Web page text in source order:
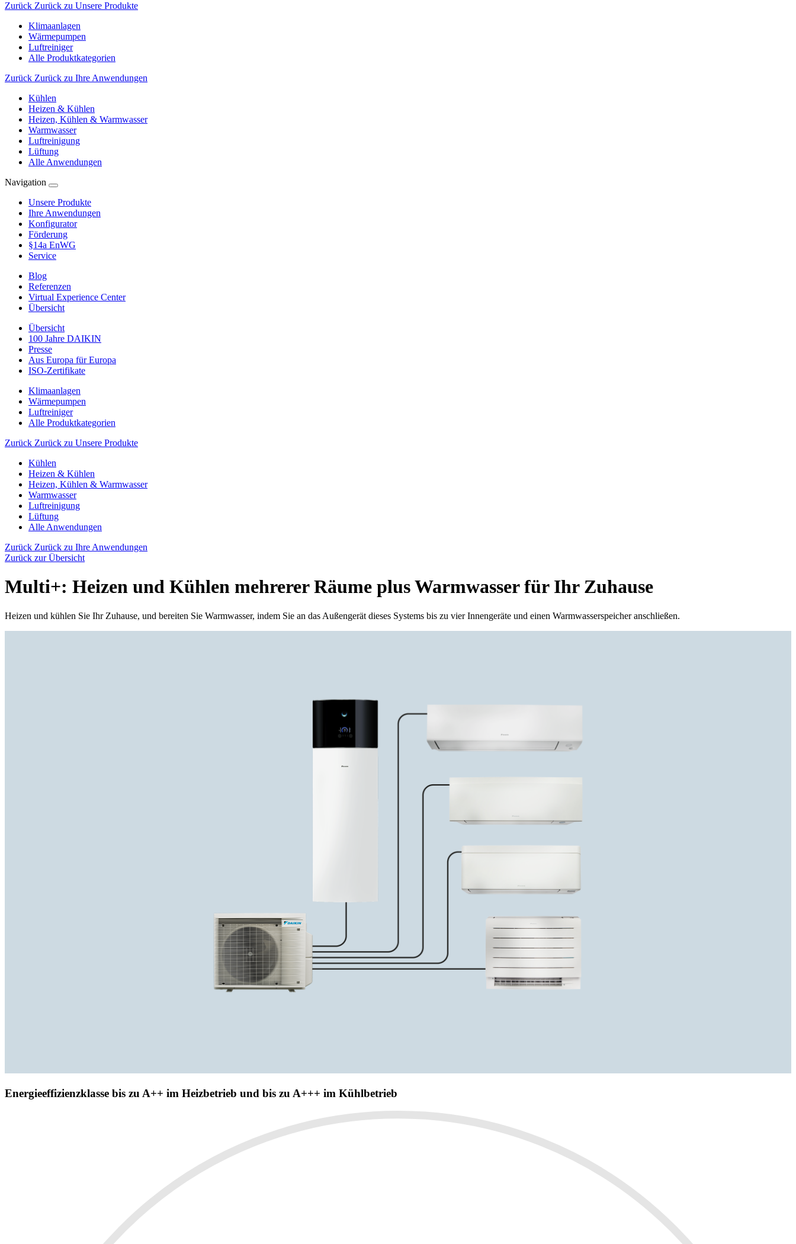
Zurück Zurück zu Unsere Produkte
Klimaanlagen
Wärmepumpen
Luftreiniger
Alle Produktkategorien
Zurück Zurück zu Ihre Anwendungen
Kühlen
Heizen & Kühlen
Heizen, Kühlen & Warmwasser
Warmwasser
Luftreinigung
Lüftung
Alle Anwendungen
Navigation
Unsere Produkte
Ihre Anwendungen
Konfigurator
Förderung
§14a EnWG
Service
Blog
Referenzen
Virtual Experience Center
Übersicht
Übersicht
100 Jahre DAIKIN
Presse
Aus Europa für Europa
ISO-Zertifikate
Klimaanlagen
Wärmepumpen
Luftreiniger
Alle Produktkategorien
Zurück Zurück zu Unsere Produkte
Kühlen
Heizen & Kühlen
Heizen, Kühlen & Warmwasser
Warmwasser
Luftreinigung
Lüftung
Alle Anwendungen
Zurück Zurück zu Ihre Anwendungen
Zurück zur Übersicht
Multi+: Heizen und Kühlen mehrerer Räume plus Warmwasser für Ihr Zuhause
Heizen und kühlen Sie Ihr Zuhause, und bereiten Sie Warmwasser, indem Sie an das Außengerät dieses Systems bis zu vier Innengeräte und einen Warmwasserspeicher anschließen.
Energieeffizienzklasse bis zu A++ im Heizbetrieb und bis zu A+++ im Kühlbetrieb